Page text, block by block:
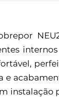
e
instalação